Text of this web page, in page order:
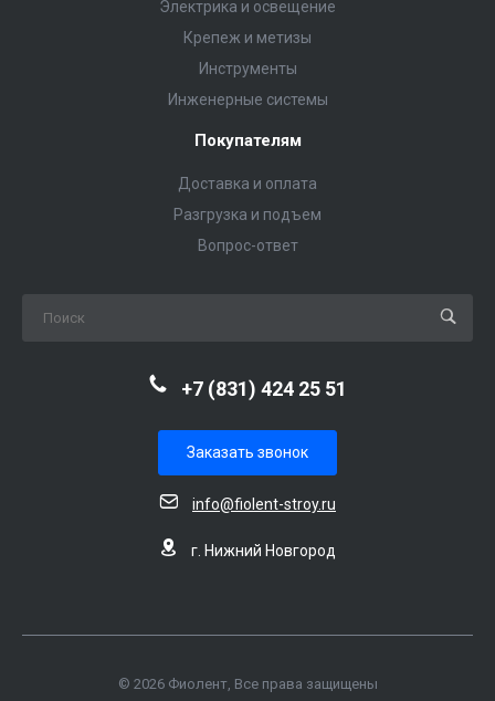
Электрика и освещение
Крепеж и метизы
Инструменты
Инженерные системы
Покупателям
Доставка и оплата
Разгрузка и подъем
Вопрос-ответ
+7 (831) 424 25 51
Заказать звонок
info@fiolent-stroy.ru
г. Нижний Новгород
© 2026 Фиолент, Все права защищены